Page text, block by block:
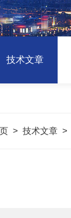
技术文章
> 技术文章>